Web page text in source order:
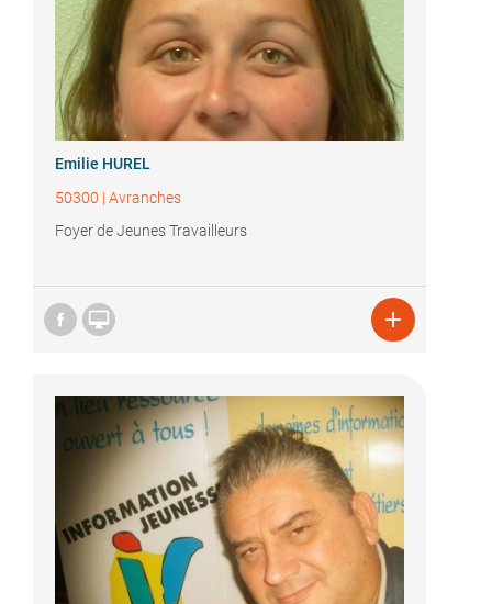
Emilie HUREL
50300 | Avranches
Foyer de Jeunes Travailleurs
 